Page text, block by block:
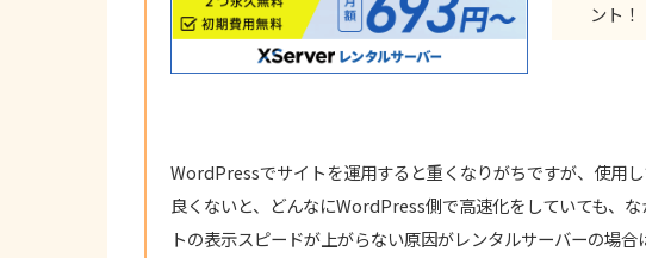
ント！
WordPressでサイトを運用すると重くなりがちですが、使用
良くないと、どんなにWordPress側で高速化をしていても、
トの表示スピードが上がらない原因がレンタルサーバーの場